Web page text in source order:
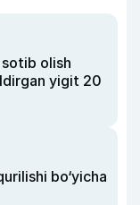
olish
yigit 20
bo‘yicha